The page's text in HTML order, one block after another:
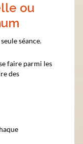
ou
séance.
faire parmi les
des